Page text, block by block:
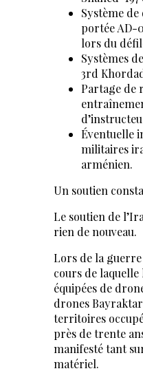
Système
portée AD-
lors du
Systèmes
3rd
Partage de
Éventuelle
militaires
arménien.
Un soutien
Le soutien de
rien de nouveau.
Lors de la guerre
cours de laquelle
équipées de
drones
territoires
près de trente
manifesté tant
matériel.